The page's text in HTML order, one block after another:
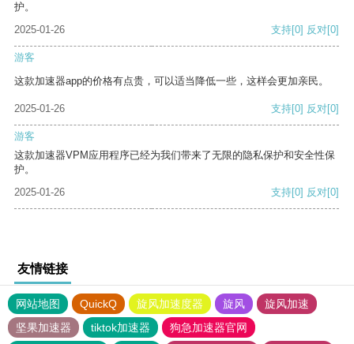
护。
2025-01-26
支持[0] 反对[0]
游客
这款加速器app的价格有点贵，可以适当降低一些，这样会更加亲民。
2025-01-26 支持[0] 反对[0]
游客
这款加速器VPM应用程序已经为我们带来了无限的隐私保护和安全性保
护。
2025-01-26
支持[0] 反对[0]
友情链接
网站地图 QuickQ 旋风加速度器 旋风
旋风加速
坚果加速器
tiktok加速器
狗急加速器官网